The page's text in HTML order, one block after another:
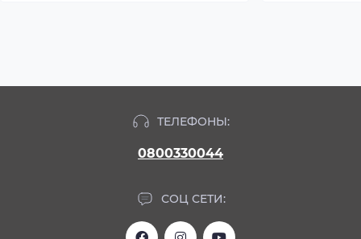
ТЕЛЕФОНЫ:
0800330044
СОЦ СЕТИ: